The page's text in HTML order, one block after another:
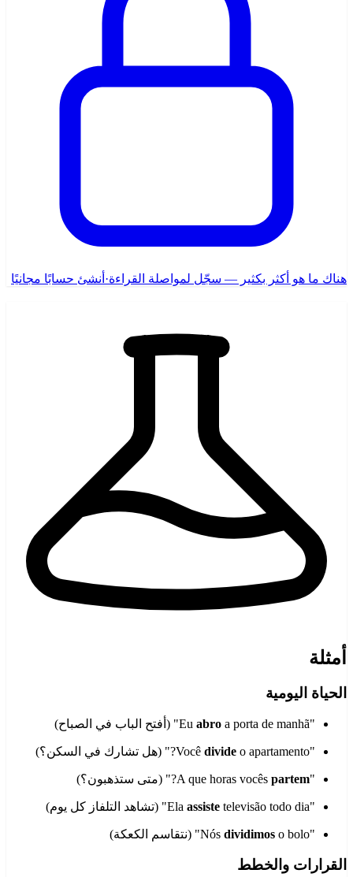
هناك ما هو أكثر بكثير — سجّل لمواصلة القراءة· أنشئ حسابًا مجانيًا
أمثلة
الحياة اليومية
"Eu
abro a porta de manhã" (أفتح الباب في الصباح)
"Você
divide o apartamento?" (هل تشارك في السكن؟)
"A que horas vocês
partem ?" (متى ستذهبون؟)
"Ela
assiste televisão todo dia" (تشاهد التلفاز كل يوم)
"Nós
dividimos o bolo" (نتقاسم الكعكة)
القرارات والخطط